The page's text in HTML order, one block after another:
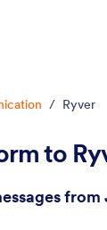
/ Ryver
to